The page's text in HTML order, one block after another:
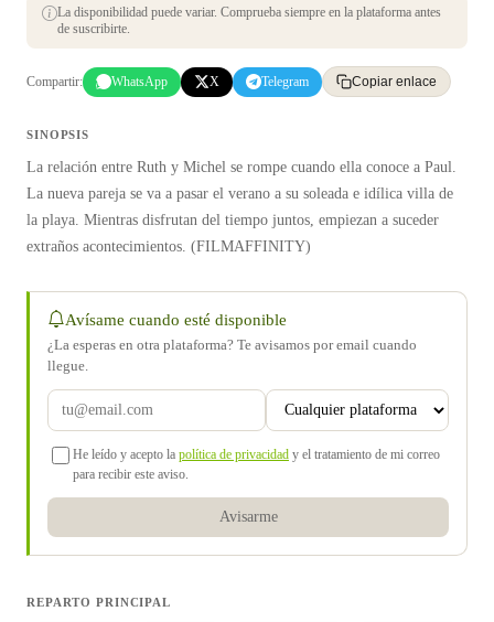
La disponibilidad puede variar. Comprueba siempre en la plataforma antes
de suscribirte.
Compartir: WhatsApp X Telegram Copiar enlace
SINOPSIS
La relación entre Ruth y Michel se rompe cuando ella conoce a Paul.
La nueva pareja se va a pasar el verano a su soleada e idílica villa de
la playa. Mientras disfrutan del tiempo juntos, empiezan a suceder
extraños acontecimientos. (FILMAFFINITY)
Avísame cuando esté disponible
¿La esperas en otra plataforma? Te avisamos por email cuando
llegue.
He leído y acepto la política de privacidad y el tratamiento de mi correo
para recibir este aviso.
Avisarme
REPARTO PRINCIPAL